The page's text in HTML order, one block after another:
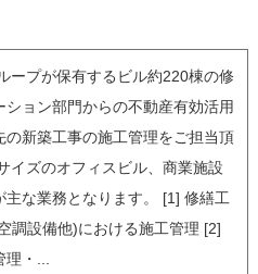
ープが保有するビル約220棟の修
ション部門からの不動産有効活用
の新築工事の施工管理をご担当頂
イズのオフィスビル、商業施設
主な業務となります。 [1] 修繕工
調設備他)における施工管理 [2]
・...